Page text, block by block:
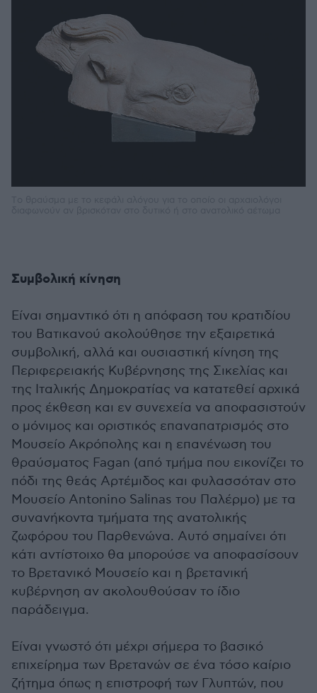
Συμβολική κίνηση
Είναι σημαντικό ότι η απόφαση του κρατιδίου
του Βατικανού ακολούθησε την εξαιρετικά
συμβολική, αλλά και ουσιαστική κίνηση της
Περιφερειακής Κυβέρνησης της Σικελίας και
της Ιταλικής Δημοκρατίας να κατατεθεί αρχικά
προς έκθεση και εν συνεχεία να αποφασιστούν
ο μόνιμος και οριστικός επαναπατρισμός στο
Μουσείο Ακρόπολης και η επανένωση του
θραύσματος Fagan (από τμήμα που εικονίζει το
πόδι της θεάς Αρτέμιδος και φυλασσόταν στο
Μουσείο Antonino Salinas του Παλέρμο) με τα
συνανήκοντα τμήματα της ανατολικής
ζωφόρου του Παρθενώνα. Αυτό σημαίνει ότι
κάτι αντίστοιχο θα μπορούσε να αποφασίσουν
το Βρετανικό Μουσείο και η βρετανική
κυβέρνηση αν ακολουθούσαν το ίδιο
παράδειγμα.
Είναι γνωστό ότι μέχρι σήμερα το βασικό
επιχείρημα των Βρετανών σε ένα τόσο καίριο
ζήτημα όπως η επιστροφή των Γλυπτών, που